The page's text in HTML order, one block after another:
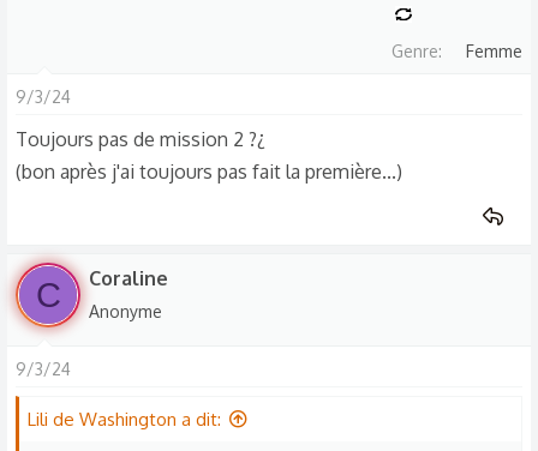
i
n
s
Genre Femme
9/3/24
Toujours pas de mission 2 ?¿
(bon après j'ai toujours pas fait la première...)
C Coraline
Anonyme
9/3/24
Lili de Washington a dit: